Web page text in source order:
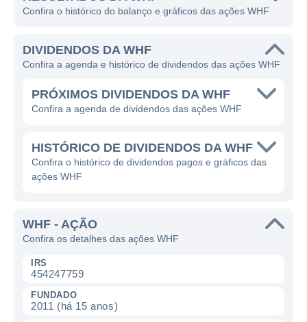
Confira o histórico do balanço e gráficos das ações WHF
DIVIDENDOS DA WHF
Confira a agenda e histórico de dividendos das ações WHF
PRÓXIMOS DIVIDENDOS DA WHF
Confira a agenda de dividendos das ações WHF
HISTÓRICO DE DIVIDENDOS DA WHF
Confira o histórico de dividendos pagos e gráficos das
ações WHF
WHF - AÇÃO
Confira os detalhes das ações WHF
IRS
454247759
FUNDADO
2011 (há 15 anos)